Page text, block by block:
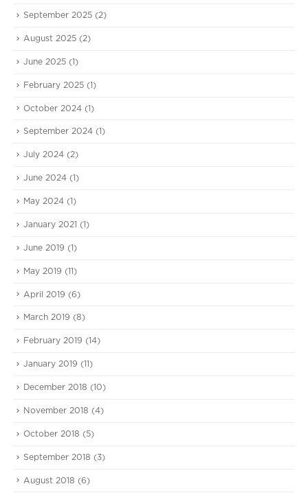
September 2025 (2)
August 2025 (2)
June 2025 (1)
February 2025 (1)
October 2024 (1)
September 2024 (1)
July 2024 (2)
June 2024 (1)
May 2024 (1)
January 2021 (1)
June 2019 (1)
May 2019 (11)
April 2019 (6)
March 2019 (8)
February 2019 (14)
January 2019 (11)
December 2018 (10)
November 2018 (4)
October 2018 (5)
September 2018 (3)
August 2018 (6)